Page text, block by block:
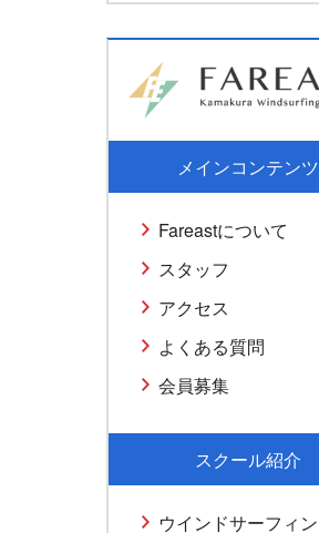
メインコンテンツ
Fareastについて
スタッフ
アクセス
よくある質問
会員募集
スクール紹介
ウインドサーフィン